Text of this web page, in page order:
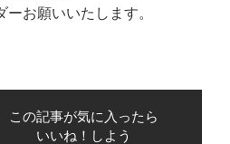
お願いいたします。
この記事が気に入ったら
いいね！しよう